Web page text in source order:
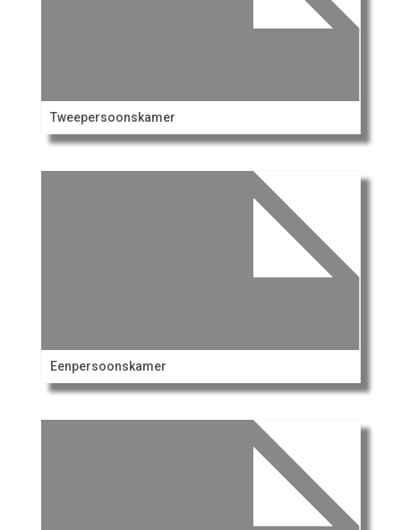
Tweepersoonskamer
Eenpersoonskamer